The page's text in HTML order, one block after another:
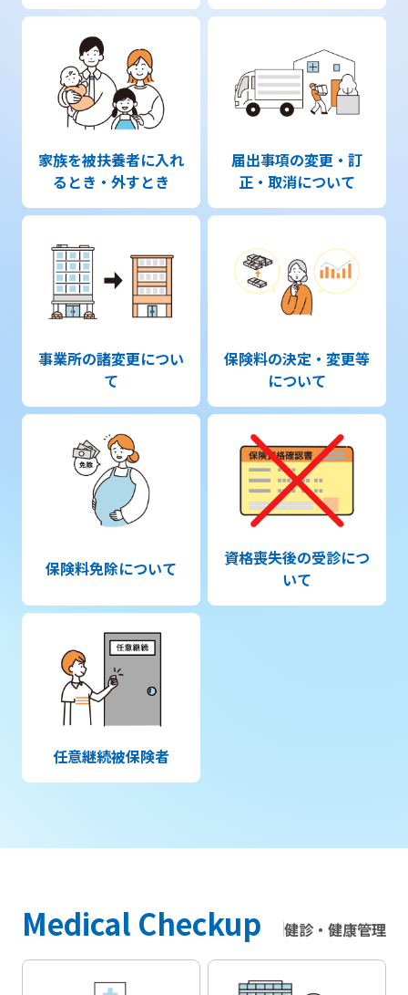
家族を被扶養者に入れ
るとき・外すとき
届出事項の変更・訂
正・取消について
事業所の諸変更につい
て
保険料の決定・変更等
について
保険料免除について
資格喪失後の受診につ
いて
任意継続被保険者
Medical Checkup 健診・健康管理